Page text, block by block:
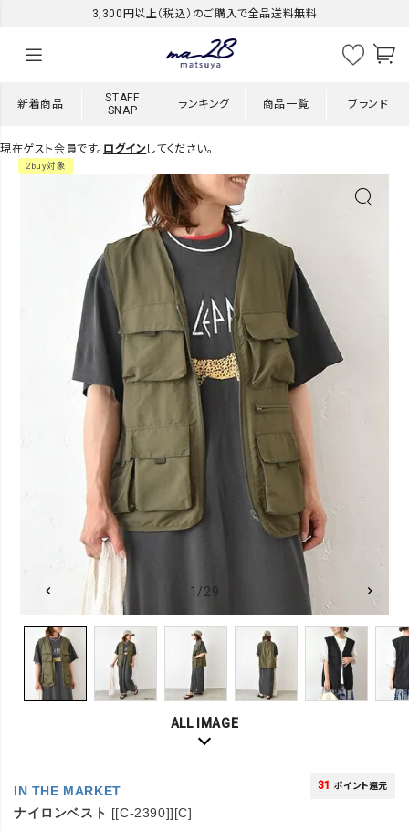
3,300円以上（税込）のご購入で全品送料無料
新着商品
STAFF
SNAP
ランキング 商品一覧 ブランド
現在ゲスト会員です。 ログインしてください。
2buy対象
1/29
ALL IMAGE
IN THE MARKET
ナイロンベスト [[C-2390]][C]
31 ポイント還元